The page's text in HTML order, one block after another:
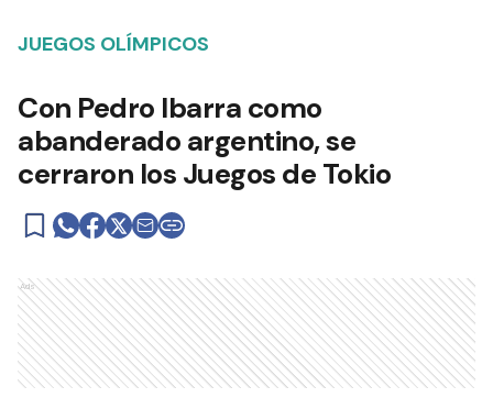
JUEGOS OLÍMPICOS
Con Pedro Ibarra como
abanderado argentino, se
cerraron los Juegos de Tokio
Ads